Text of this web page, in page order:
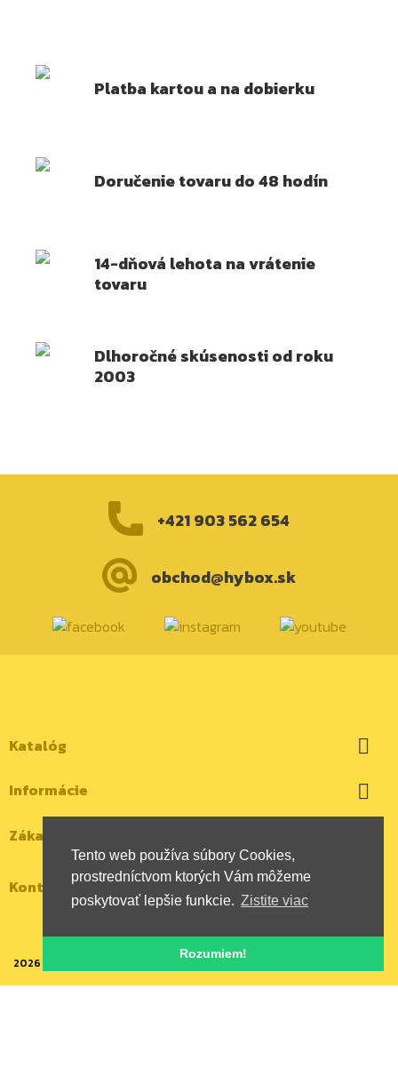
Tento web používa súbory Cookies,
prostredníctvom ktorých Vám môžeme
poskytovať lepšie funkcie. Zistite viac
Rozumiem!
Platba kartou a na dobierku
Doručenie tovaru do 48 hodín
14-dňová lehota na vrátenie
tovaru
Dlhoročné skúsenosti od roku
2003
+421 903 562 654
obchod@hybox.sk
Katalóg 
Informácie 
Zákaznícky účet
Kontaktujte nás
2026 | Všetky autorské práva vyhradené | HYBOX Slovakia, s.r.o.